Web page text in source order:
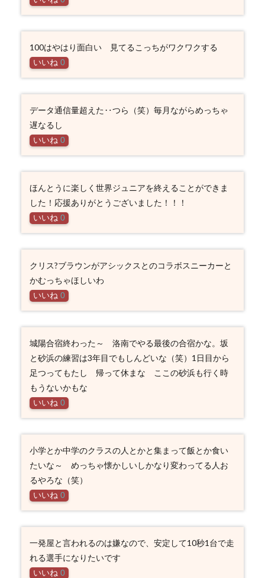
100はやはり面白い 見てるこっちがワクワクする
いいね 0
データ通信量超えた‥つら（笑）毎月ながらめっちゃ
遅なるし
いいね 0
ほんとうに楽しく世界ジュニアを終えることができま
した！応援ありがとうございました！！！
いいね 0
クリス?ブラウンがアシックスとのコラボスニーカーと
かむっちゃほしいわ
いいね 0
城陽合宿終わった～ 洛南でやる最後の合宿かな。坂
と砂浜の練習は3年目でもしんどいな（笑）1日目から
足つってもたし 帰って休まな ここの砂浜も行く時
もうないかもな
いいね 0
小学とか中学のクラスの人とかと集まって飯とか食い
たいな～ めっちゃ懐かしいしかなり変わってる人お
るやろな（笑）
いいね 0
一発屋と言われるのは嫌なので、安定して10秒1台で走
れる選手になりたいです
いいね 0